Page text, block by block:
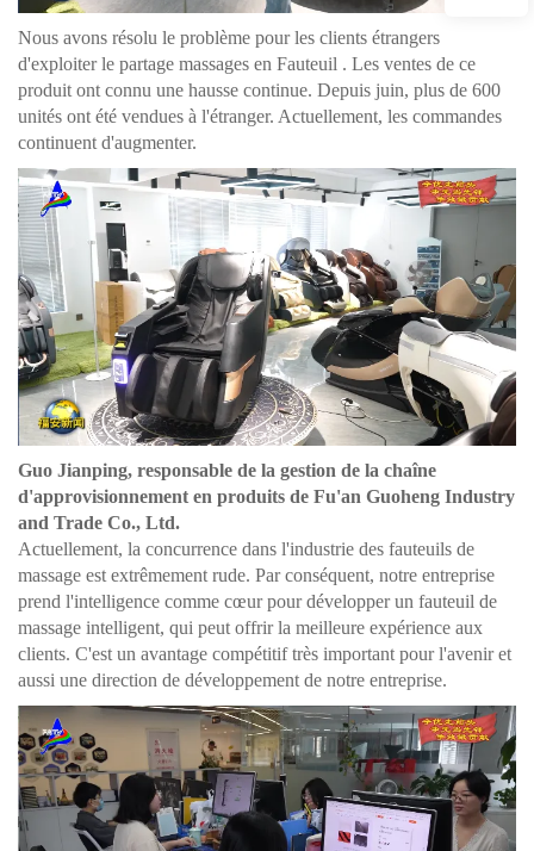
Nous avons résolu le problème pour les clients étrangers
d'exploiter le partage massages en Fauteuil . Les ventes de ce
produit ont connu une hausse continue. Depuis juin, plus de 600
unités ont été vendues à l'étranger. Actuellement, les commandes
continuent d'augmenter.
Guo Jianping, responsable de la gestion de la chaîne
d'approvisionnement en produits de Fu'an Guoheng Industry
and Trade Co., Ltd.
Actuellement, la concurrence dans l'industrie des fauteuils de
massage est extrêmement rude. Par conséquent, notre entreprise
prend l'intelligence comme cœur pour développer un fauteuil de
massage intelligent, qui peut offrir la meilleure expérience aux
clients. C'est un avantage compétitif très important pour l'avenir et
aussi une direction de développement de notre entreprise.